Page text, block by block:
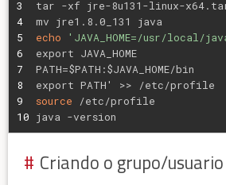
3
4
5
6
7
8
9
10
tar -xf jre-8u131-linux-
mv jre1.8.0_131 java
echo
'JAVA_HOME=/usr/local/
export JAVA_HOME
PATH=$PATH:$JAVA_HOME/bin
export PATH' >> /etc/profile
source /etc/profile
java -version
Criando o grupo/